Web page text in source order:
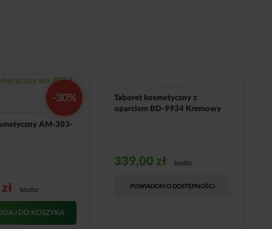
AM-303-
-30%
zł brutto
DO KOSZYKA
Taboret kosmetyczny z
oparciem BD-9934 Kremowy
339,00 zł brutto
POWIADOM O DOSTĘPNOŚCI